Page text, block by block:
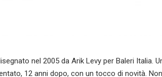
nel 2005 da Arik Levy per Baleri Italia.
12 anni dopo, con un tocco di novità.